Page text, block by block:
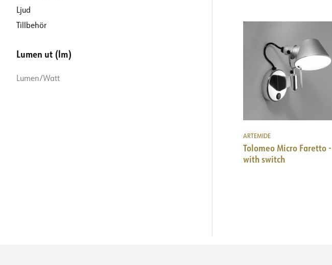
Ljud
Tillbehör
Lumen ut (lm)
Lumen/Watt
ARTEMIDE
Tolomeo Micro Faretto -
with switch